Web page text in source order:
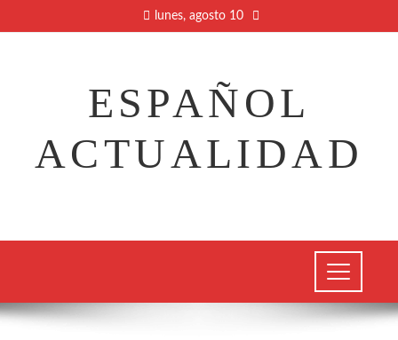
lunes, agosto 10
ESPAÑOL
ACTUALIDAD